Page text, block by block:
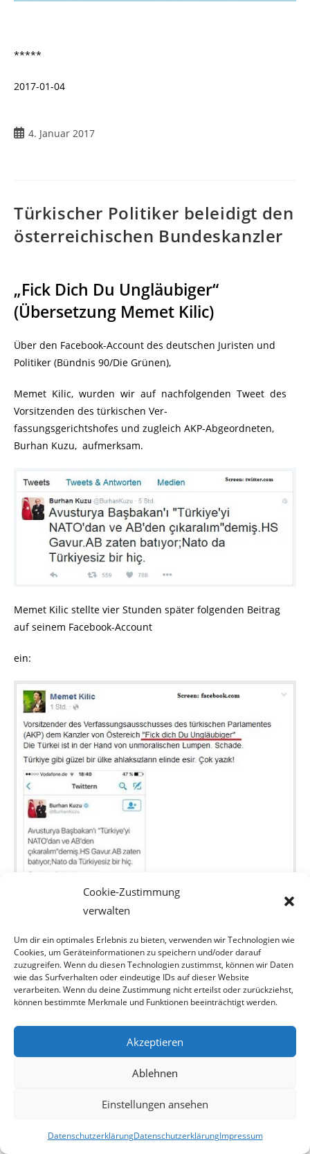
Cookie-Zustimmung
verwalten
Um dir ein optimales Erlebnis zu bieten, verwenden wir Technologien wie
Cookies, um Geräteinformationen zu speichern und/oder darauf
zuzugreifen. Wenn du diesen Technologien zustimmst, können wir Daten
wie das Surfverhalten oder eindeutige IDs auf dieser Website
verarbeiten. Wenn du deine Zustimmung nicht erteilst oder zurückziehst,
können bestimmte Merkmale und Funktionen beeinträchtigt werden.
Akzeptieren
Ablehnen
Einstellungen ansehen
DatenschutzerklärungDatenschutzerklärungImpressum
*****
2017-01-04
4. Januar 2017
Türkischer Politiker beleidigt den
österreichischen Bundeskanzler
„Fick Dich Du Ungläubiger“
(Übersetzung Memet Kilic)
Über den Facebook-Account des deutschen Juristen und
Politiker (Bündnis 90/Die Grünen),
Memet Kilic, wurden wir auf nachfolgenden Tweet des
Vorsitzenden des türkischen Ver-
fassungsgerichtshofes und zugleich AKP-Abgeordneten,
Burhan Kuzu, aufmerksam.
Memet Kilic stellte vier Stunden später folgenden Beitrag
auf seinem Facebook-Account
ein:
Da BING und Google den Text anders übersetzen,
recherchierten wir weiter und stießen